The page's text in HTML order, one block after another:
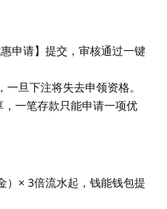
申请】提交，审核通过一键
旦下注将失去申领资格。
一笔存款只能申请一项优
）× 3倍流水起，钱能钱包提